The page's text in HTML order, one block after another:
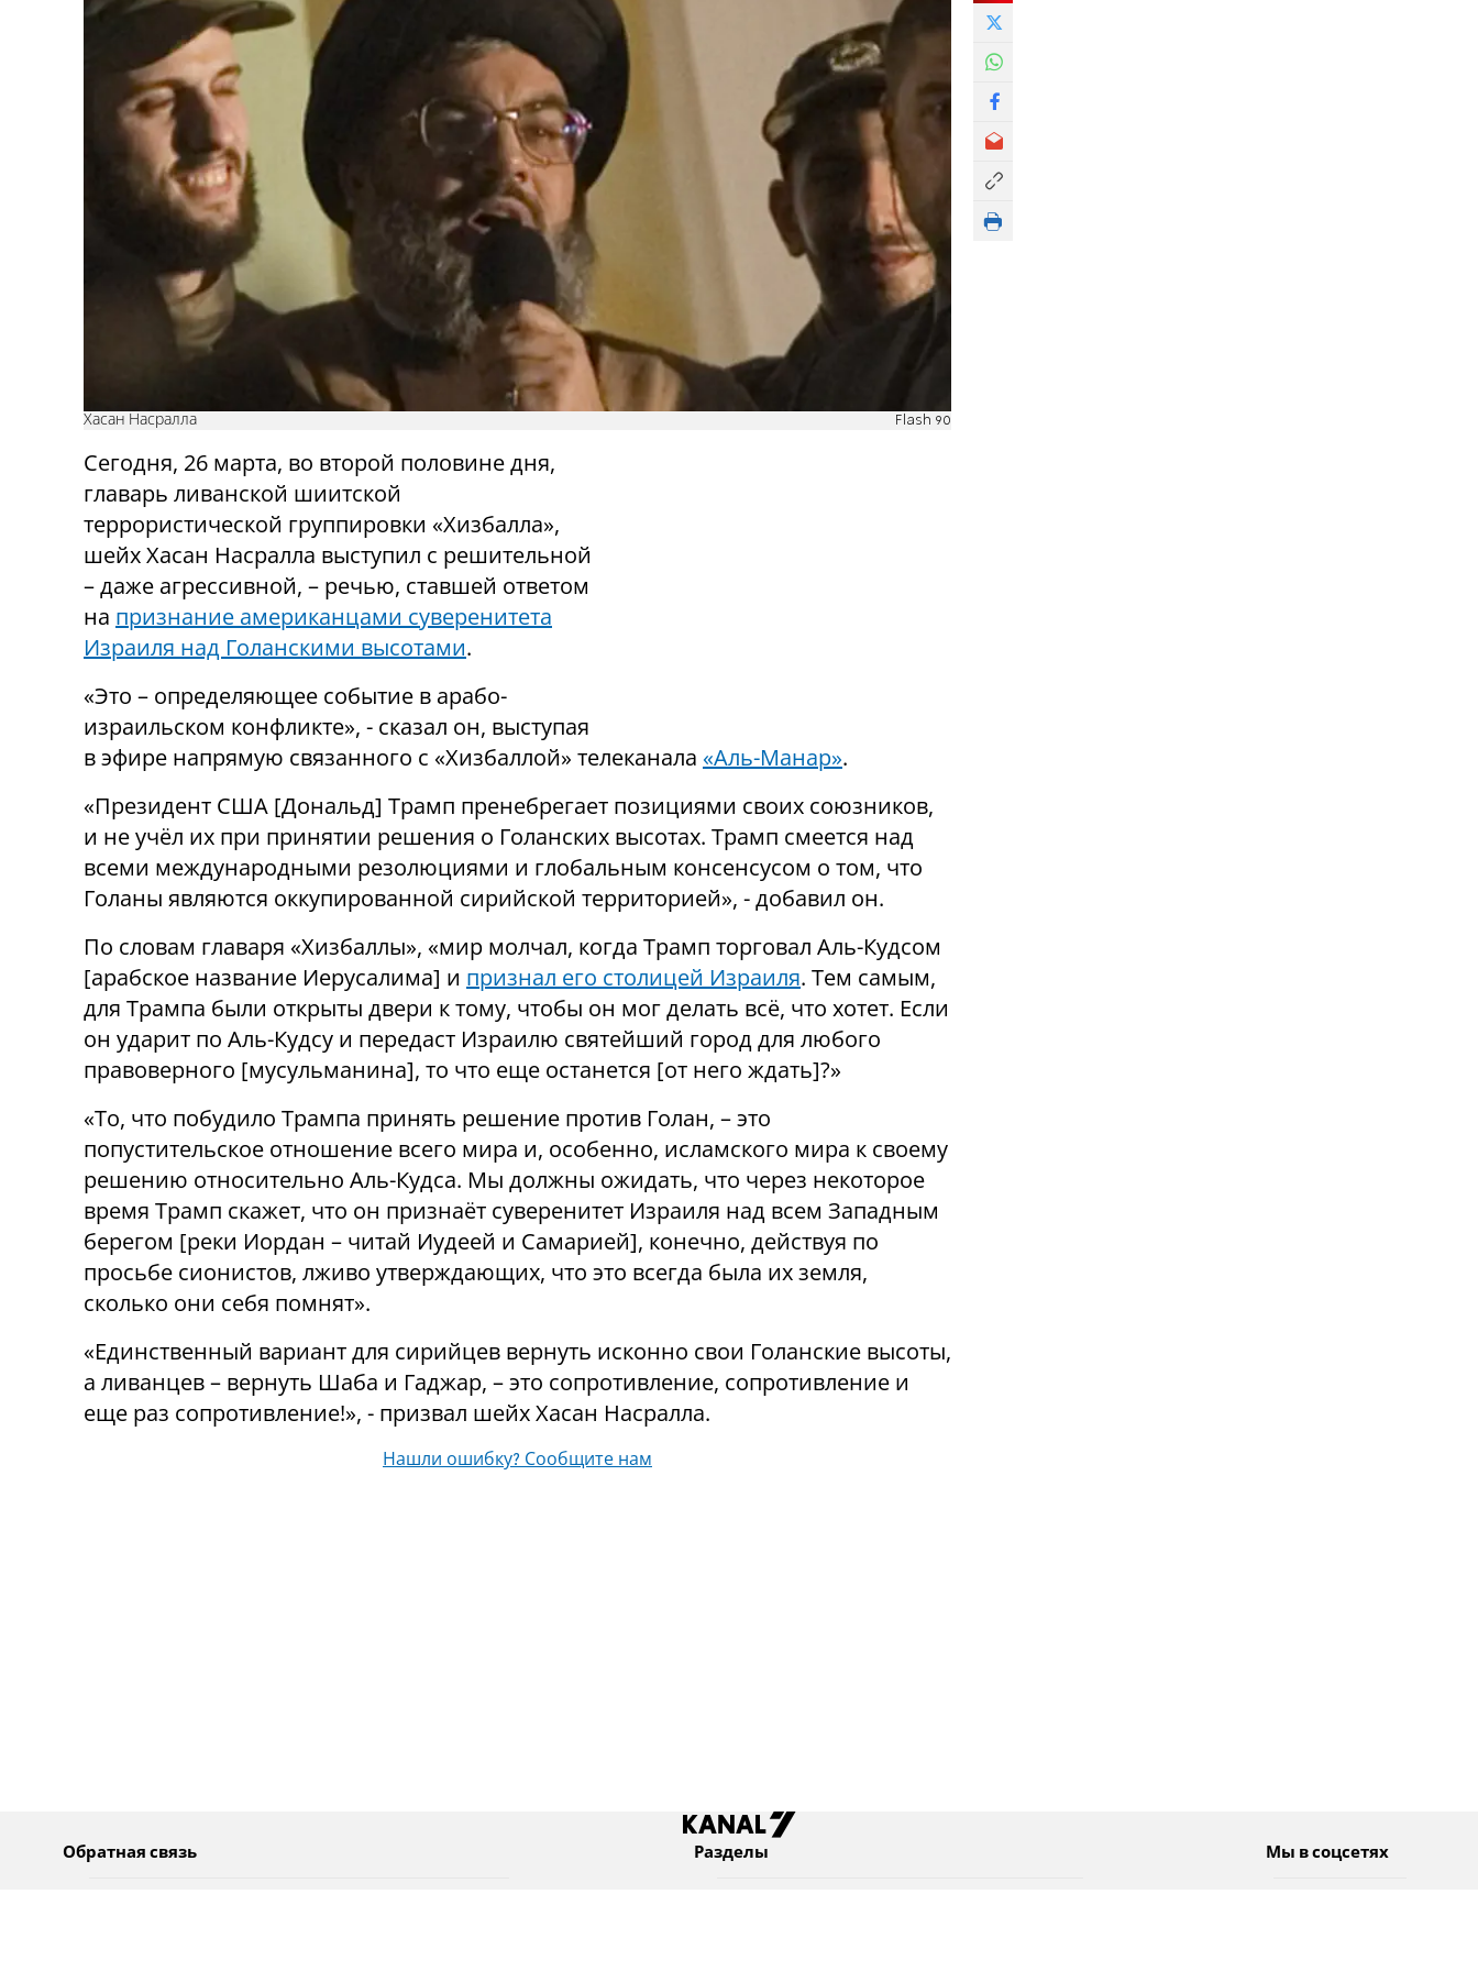
Хасан Насралла Flash 90
Сегодня, 26 марта, во второй половине дня,
главарь ливанской шиитской
террористической группировки «Хизбалла»,
шейх Хасан Насралла выступил с решительной
– даже агрессивной, – речью, ставшей ответом
на признание американцами суверенитета
Израиля над Голанскими высотами.
«Это – определяющее событие в арабо-
израильском конфликте», - сказал он, выступая
в эфире напрямую связанного с «Хизбаллой» телеканала «Аль-Манар».
«Президент США [Дональд] Трамп пренебрегает позициями своих союзников,
и не учёл их при принятии решения о Голанских высотах. Трамп смеется над
всеми международными резолюциями и глобальным консенсусом о том, что
Голаны являются оккупированной сирийской территорией», - добавил он.
По словам главаря «Хизбаллы», «мир молчал, когда Трамп торговал Аль-Кудсом
[арабское название Иерусалима] и признал его столицей Израиля. Тем самым,
для Трампа были открыты двери к тому, чтобы он мог делать всё, что хотет. Если
он ударит по Аль-Кудсу и передаст Израилю святейший город для любого
правоверного [мусульманина], то что еще останется [от него ждать]?»
«То, что побудило Трампа принять решение против Голан, – это
попустительское отношение всего мира и, особенно, исламского мира к своему
решению относительно Аль-Кудса. Мы должны ожидать, что через некоторое
время Трамп скажет, что он признаёт суверенитет Израиля над всем Западным
берегом [реки Иордан – читай Иудеей и Самарией], конечно, действуя по
просьбе сионистов, лживо утверждающих, что это всегда была их земля,
сколько они себя помнят».
«Единственный вариант для сирийцев вернуть исконно свои Голанские высоты,
а ливанцев – вернуть Шаба и Гаджар, – это сопротивление, сопротивление и
еще раз сопротивление!», - призвал шейх Хасан Насралла.
Нашли ошибку? Сообщите нам
Обратная связь Разделы Мы в соцсетях